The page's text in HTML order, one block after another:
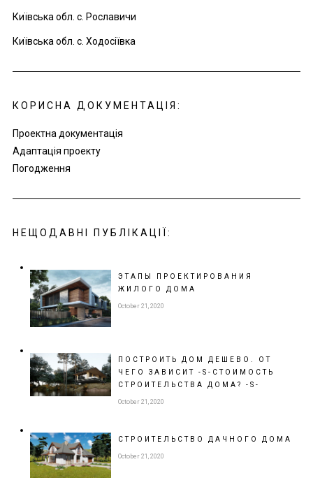
Київська обл. с. Рославичи
Київська обл. с. Ходосіївка
КОРИСНА ДОКУМЕНТАЦІЯ:
Проектна документація
Адаптація проекту
Погодження
НЕЩОДАВНІ ПУБЛІКАЦІЇ:
ЭТАПЫ ПРОЕКТИРОВАНИЯ
ЖИЛОГО ДОМА
October 21, 2020
ПОСТРОИТЬ ДОМ ДЕШЕВО. ОТ
ЧЕГО ЗАВИСИТ -S-СТОИМОСТЬ
СТРОИТЕЛЬСТВА ДОМА? -S-
October 21, 2020
СТРОИТЕЛЬСТВО ДАЧНОГО ДОМА
October 21, 2020